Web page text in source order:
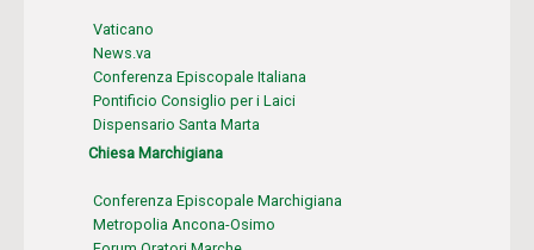
Vaticano
News.va
Conferenza Episcopale Italiana
Pontificio Consiglio per i Laici
Dispensario Santa Marta
Chiesa Marchigiana
Conferenza Episcopale Marchigiana
Metropolia Ancona-Osimo